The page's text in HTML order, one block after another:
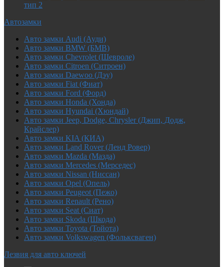
тип 2
Автозамки
Авто замки Audi (Ауди)
Авто замки BMW (БМВ)
Авто замки Chevrolet (Шевроле)
Авто замки Citroen (Ситроен)
Авто замки Daewoo (Дэу)
Авто замки Fiat (Фиат)
Авто замки Ford (Форд)
Авто замки Honda (Хонда)
Авто замки Hyundai (Хюндай)
Авто замки Jeep, Dodge, Chrysler (Джип, Додж,
Крайслер)
Авто замки KIA (КИА)
Авто замки Land Rover (Ленд Ровер)
Авто замки Mazda (Мазда)
Авто замки Mercedes (Мерседес)
Авто замки Nissan (Ниссан)
Авто замки Opel (Опель)
Авто замки Peugeot (Пежо)
Авто замки Renault (Рено)
Авто замки Seat (Сиат)
Авто замки Skoda (Шкода)
Авто замки Toyota (Тойота)
Авто замки Volkswagen (Фольксваген)
Лезвия для авто ключей